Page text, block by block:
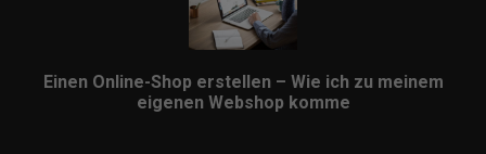
Einen Online-Shop erstellen – Wie ich zu meinem
eigenen Webshop komme